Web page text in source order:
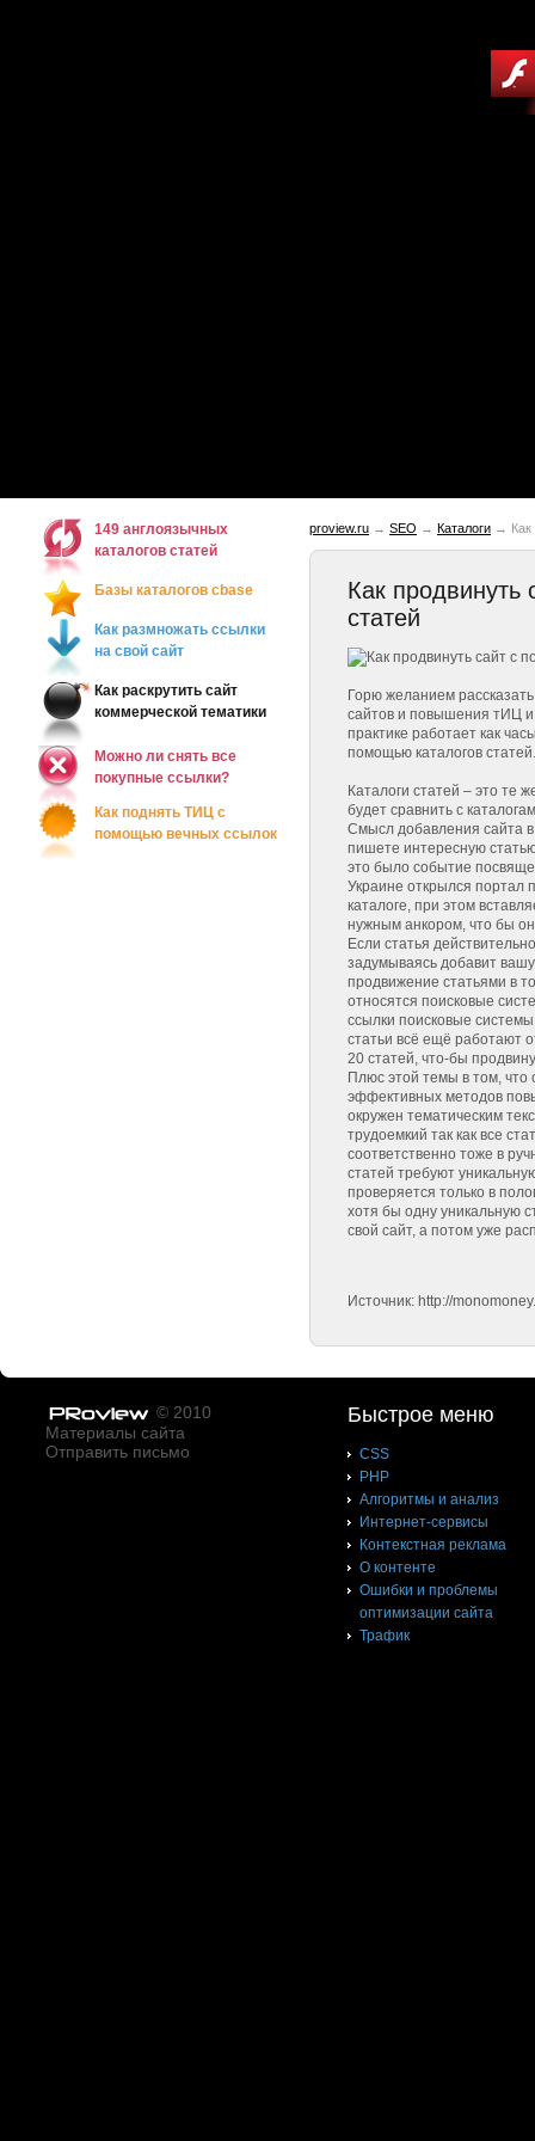
149 англоязычных
каталогов статей
Базы каталогов сbase
Как размножать ссылки
на свой сайт
Как раскрутить сайт
коммерческой тематики
Можно ли снять все
покупные ссылки?
Как поднять ТИЦ с
помощью вечных ссылок
proview.ru → SEO → Каталоги → Как
Как продвинуть
статей
Горю желанием
сайтов и повышения тИЦ
практике работает как
помощью каталогов статей.
Каталоги статей – это те
будет сравнить с
Смысл добавления сайта в
пишете интересную
это было событие
Украине открылся портал
каталоге, при этом
нужным анкором, что бы
Если статья
задумываясь добавит
продвижение статьями в
относятся поисковые
ссылки поисковые
статьи всё ещё работают
20 статей, что-бы
Плюс этой темы в том, что
эффективных методов
окружен тематическим
трудоемкий так как все
соответственно тоже в
статей требуют
проверяется только в
хотя бы одну уникальную
свой сайт, а потом уже
Источник: http://
© 2010
Материалы сайта
Отправить письмо
Быстрое меню
CSS
PHP
Алгоритмы и анализ
Интернет-сервисы
Контекстная реклама
О контенте
Ошибки и проблемы
оптимизации сайта
Трафик